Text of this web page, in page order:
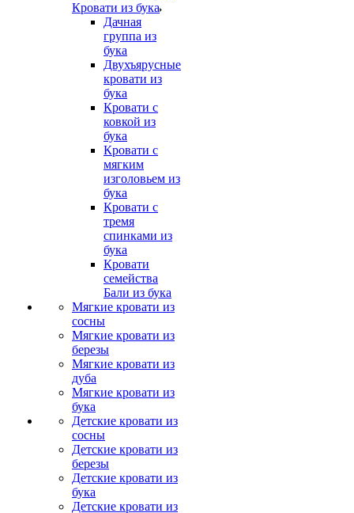
Кровати из бука
Дачная
группа из
бука
Двухъярусные
кровати из
бука
Кровати с
ковкой из
бука
Кровати с
мягким
изголовьем из
бука
Кровати с
тремя
спинками из
бука
Кровати
семейства
Бали из бука
Мягкие кровати из
сосны
Мягкие кровати из
березы
Мягкие кровати из
дуба
Мягкие кровати из
бука
Детские кровати из
сосны
Детские кровати из
березы
Детские кровати из
бука
Детские кровати из